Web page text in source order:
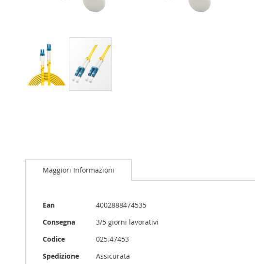
Maggiori Informazioni
Maggiori
Ean
4002888474535
Consegna
3/5 giorni lavorativi
Codice
025.47453
Spedizione
Assicurata